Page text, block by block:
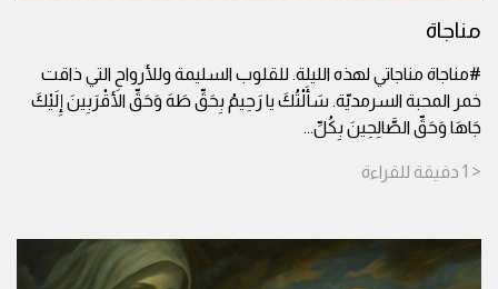
مناجاة
#مناجاة مناجاتي لهذه الليلة. للقلوب السليمة وللأرواح التي ذاقت
خمر المحبة السرمديّة. سَأَلْتُكَ يا رَحِيمُ بِحَقِّ طَهَ وَحَقِّ الأَقْرَبِينَ إِلَيْكَ
جَاهَا وَحَقِّ الصَّالِحِينَ بِكُلِّ...
< 1 دقيقة للقراءة